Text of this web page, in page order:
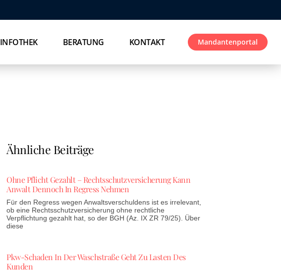
INFOTHEK BERATUNG KONTAKT Mandantenportal
Ähnliche Beiträge
Ohne Pflicht Gezahlt – Rechtsschutzversicherung Kann
Anwalt Dennoch In Regress Nehmen
Für den Regress wegen Anwaltsverschuldens ist es irrelevant,
ob eine Rechtsschutzversicherung ohne rechtliche
Verpflichtung gezahlt hat, so der BGH (Az. IX ZR 79/25). Über
diese
Pkw-Schaden In Der Waschstraße Geht Zu Lasten Des
Kunden